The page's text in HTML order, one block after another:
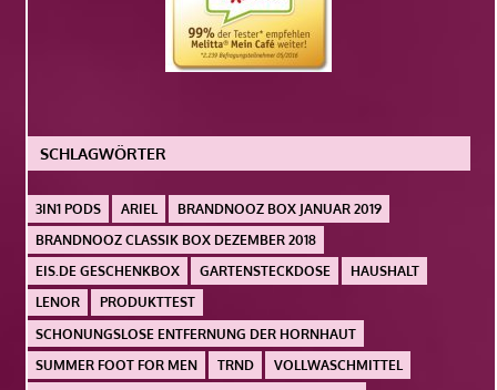
SCHLAGWÖRTER
3IN1 PODS ARIEL
BRANDNOOZ BOX JANUAR 2019
BRANDNOOZ CLASSIK BOX DEZEMBER 2018
EIS.DE GESCHENKBOX
GARTENSTECKDOSE
HAUSHALT
LENOR
PRODUKTTEST
SCHONUNGSLOSE ENTFERNUNG DER HORNHAUT
SUMMER FOOT FOR MEN
TRND
VOLLWASCHMITTEL